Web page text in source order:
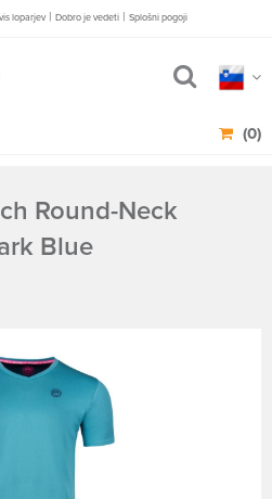
loparjev | Dobro je vedeti | Splošni pogoji
(0)
Round-Neck
Blue